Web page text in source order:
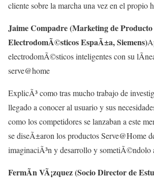
cliente sobre la marcha una vez en el propio
Jaime Compadre (Marketing de
ElectrodomÃ©sticos EspaÃ±a, Siemens)
electrodomÃ©sticos inteligentes con su
serve@home
ExplicÃ³ como tras mucho trabajo de
llegado a conocer al usuario y sus
como los competidores se lanzaban a este
se diseÃ±aron los productos Serve@Home
imaginaciÃ³n y desarrollo y sometiÃ©ndolo
FermÃ­n VÃ¡zquez (Socio Director de